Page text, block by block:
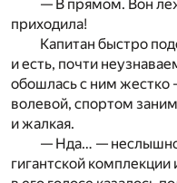
— В прямом. Вон
приходила!
Капитан быстро
и есть, почти
обошлась с ним
волевой, спортом
и жалкая.
— Нда… —
гигантской